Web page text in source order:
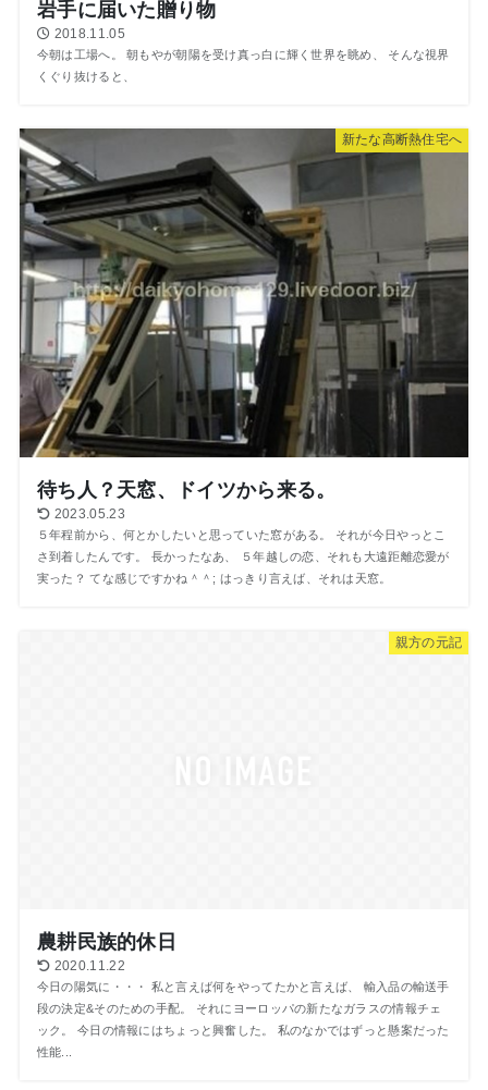
岩手に届いた贈り物
2018.11.05
今朝は工場へ。 朝もやが朝陽を受け真っ白に輝く世界を眺め、 そんな視界
くぐり抜けると、
新たな高断熱住宅へ
待ち人？天窓、ドイツから来る。
2023.05.23
５年程前から、何とかしたいと思っていた窓がある。 それが今日やっとこ
さ到着したんです。 長かったなあ、 ５年越しの恋、それも大遠距離恋愛が
実った？ てな感じですかね＾＾; はっきり言えば、それは天窓。
親方の元記
農耕民族的休日
2020.11.22
今日の陽気に・・・ 私と言えば何をやってたかと言えば、 輸入品の輸送手
段の決定&そのための手配。 それにヨーロッパの新たなガラスの情報チェ
ック。 今日の情報にはちょっと興奮した。 私のなかではずっと懸案だった
性能...